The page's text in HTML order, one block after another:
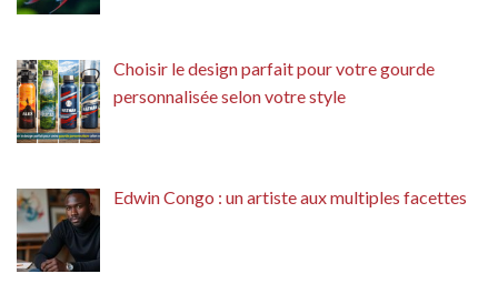
Choisir le design parfait pour votre gourde
personnalisée selon votre style
Edwin Congo : un artiste aux multiples facettes